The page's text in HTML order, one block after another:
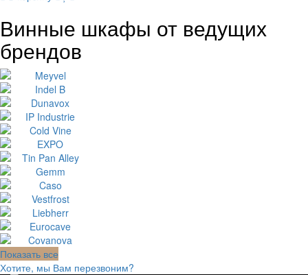
Винные шкафы от ведущих
брендов
Показать все
Хотите, мы Вам перезвоним?